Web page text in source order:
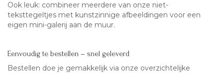
Ook leuk: combineer meerdere van onze niet-
teksttegeltjes met kunstzinnige afbeeldingen voor een
eigen mini-galerij aan de muur.
Eenvoudig te bestellen – snel geleverd
Bestellen doe je gemakkelijk via onze overzichtelijke